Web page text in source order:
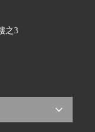
之3